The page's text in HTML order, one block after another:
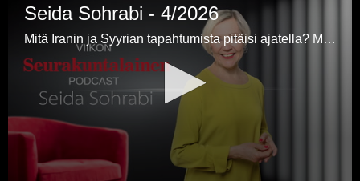
Seida Sohrabi - 4/2026
Mitä Iranin ja Syyrian tapahtumista pitäisi ajatella? Miksi maiden tapahtumat eivät kiinnosta mediaa yhtä paljon kuin Gazan tapahtumat?